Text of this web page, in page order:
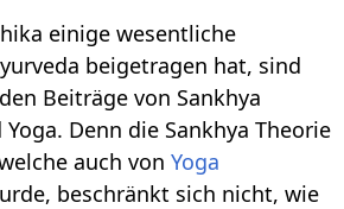
einige wesentliche
beigetragen hat, sind
Beiträge von Sankhya
Denn die Sankhya Theorie
auch vonYoga
beschränkt sich nicht, wie